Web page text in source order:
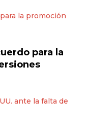
para la